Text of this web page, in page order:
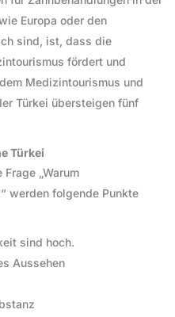
Europa oder den
sind, ist, dass die
fördert und
Medizintourismus und
Türkei übersteigen fünf
Türkei
„Warum
werden folgende Punkte
sind hoch.
Aussehen